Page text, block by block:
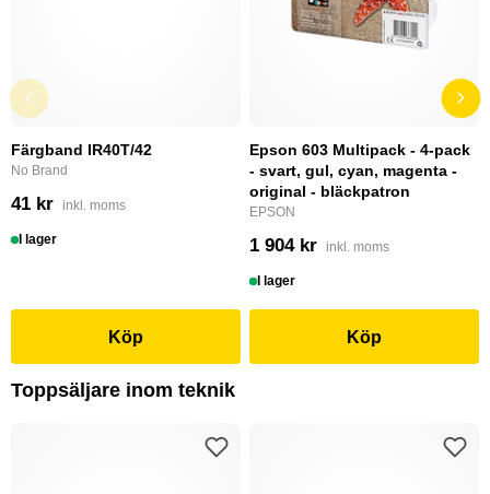
Färgband IR40T/42
No Brand
41 kr inkl. moms
I lager
Köp
Epson 603 Multipack - 4-pack
- svart, gul, cyan, magenta -
original - bläckpatron
EPSON
1 904 kr inkl. moms
I lager
Köp
Toppsäljare inom teknik